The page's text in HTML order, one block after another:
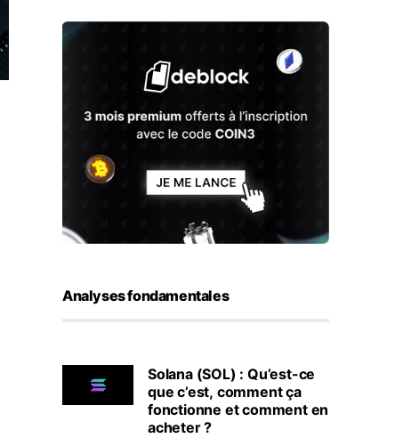
Analyses fondamentales
Solana (SOL) : Qu’est-ce
que c’est, comment ça
fonctionne et comment en
acheter ?